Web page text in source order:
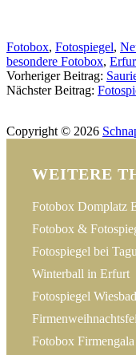
Fotobox, Fotospiegel,
besondere Fotobox,
Post
navigation
Vorheriger Beitrag:
Nächster Beitrag:
Copyright © 2026
WEITERE
Fotobox Domplatz
Fotobox &
Fotospiegel bei
Winterball in Erfurt
Fotospiegel
Fotobox Firmengala